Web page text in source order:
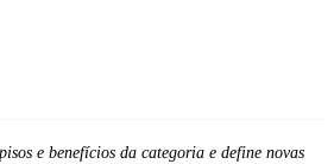
e benefícios da categoria e define novas